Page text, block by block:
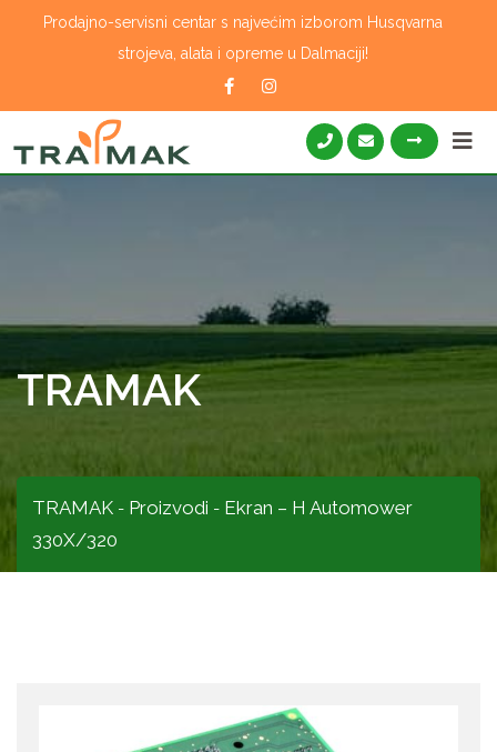
Prodajno-servisni centar s najvećim izborom Husqvarna
strojeva, alata i opreme u Dalmaciji!
TRAMAK
TRAMAK - Proizvodi - Ekran – H Automower
330X/320